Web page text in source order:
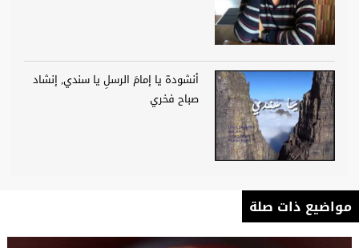
أنشودة يا إمامَ الرسلِ يا سندي, إنشاد
صباح فخري
مواضيع ذات صلة